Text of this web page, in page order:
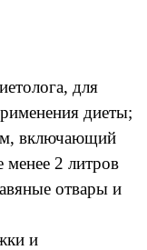
для
диеты;
включающий
менее 2 литров
отвары и
и